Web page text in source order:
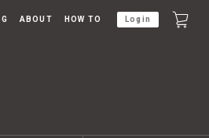
ABOUT HOW TO Login